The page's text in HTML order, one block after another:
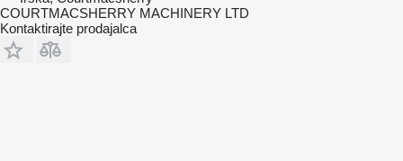
COURTMACSHERRY MACHINERY LTD
Kontaktirajte prodajalca